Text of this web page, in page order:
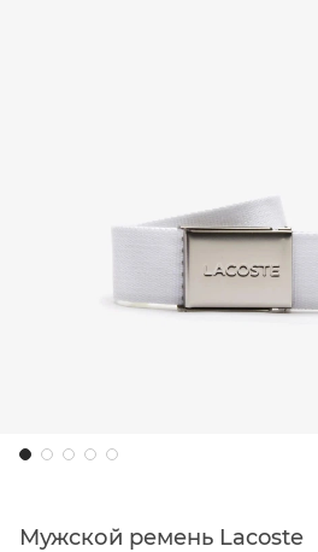
Мужской ремень Lacoste